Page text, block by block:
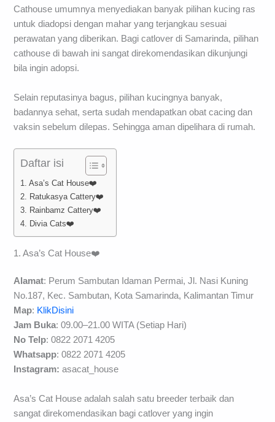
Cathouse umumnya menyediakan banyak pilihan kucing ras
untuk diadopsi dengan mahar yang terjangkau sesuai
perawatan yang diberikan. Bagi catlover di Samarinda, pilihan
cathouse di bawah ini sangat direkomendasikan dikunjungi
bila ingin adopsi.
Selain reputasinya bagus, pilihan kucingnya banyak,
badannya sehat, serta sudah mendapatkan obat cacing dan
vaksin sebelum dilepas. Sehingga aman dipelihara di rumah.
Daftar isi
1. Asa’s Cat House❤️
2. Ratukasya Cattery❤️
3. Rainbamz Cattery❤️
4. Divia Cats❤️
1. Asa’s Cat House❤️
Alamat: Perum Sambutan Idaman Permai, Jl. Nasi Kuning
No.187, Kec. Sambutan, Kota Samarinda, Kalimantan Timur
Map: KlikDisini
Jam Buka: 09.00–21.00 WITA (Setiap Hari)
No Telp: 0822 2071 4205
Whatsapp: 0822 2071 4205
Instagram:asacat_house
Asa’s Cat House adalah salah satu breeder terbaik dan
sangat direkomendasikan bagi catlover yang ingin